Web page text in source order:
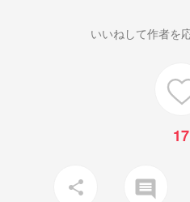
いいねして作者を
17
share insert_comment